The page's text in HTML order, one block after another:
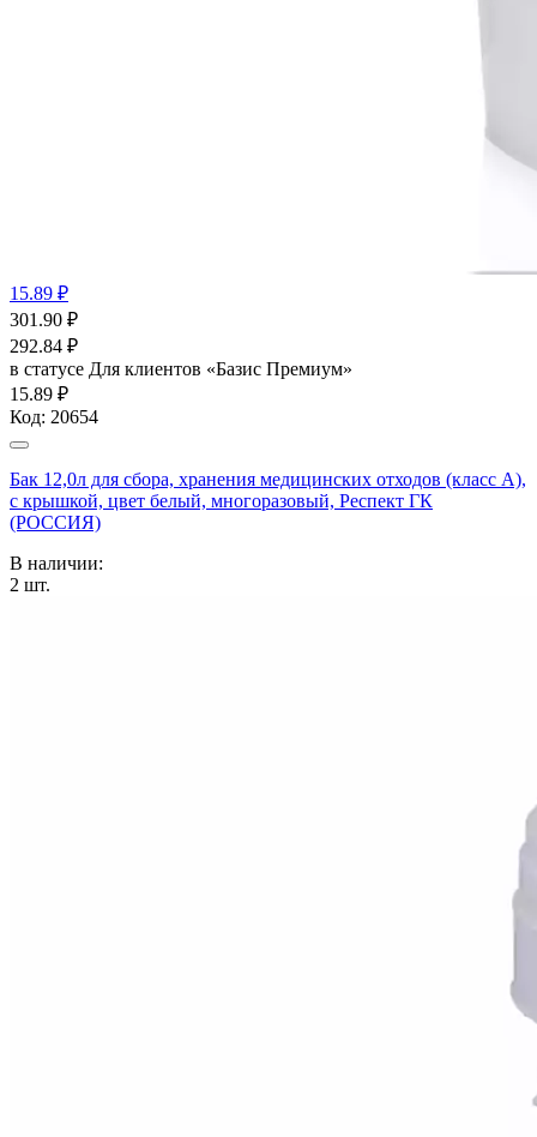
15.89 ₽
301.90 ₽
292.84 ₽
в статусе Для клиентов «Базис Премиум»
15.89 ₽
Код: 20654
Бак 12,0л для сбора, хранения медицинских отходов (класс А),
с крышкой, цвет белый, многоразовый, Респект ГК
(РОССИЯ)
В наличии:
2 шт.